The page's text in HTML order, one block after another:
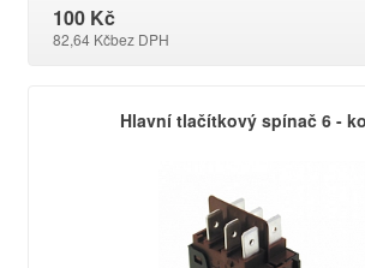
100 Kč
82,64 Kčbez DPH
Hlavní tlačítkový spínač 6 -